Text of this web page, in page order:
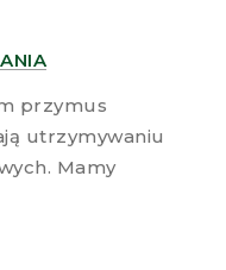
przymus
utrzymywaniu
Mamy